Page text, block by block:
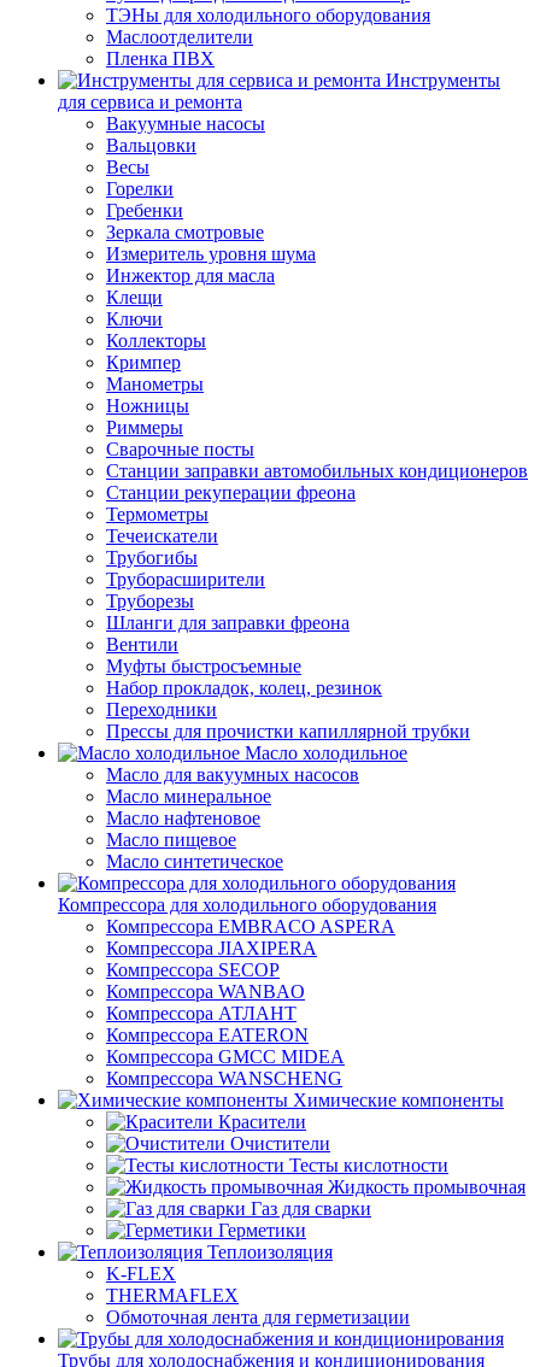
ТЭНы для холодильного оборудования
Маслоотделители
Пленка ПВХ
Инструменты
для сервиса и ремонта
Вакуумные насосы
Вальцовки
Весы
Горелки
Гребенки
Зеркала смотровые
Измеритель уровня шума
Инжектор для масла
Клещи
Ключи
Коллекторы
Кримпер
Манометры
Ножницы
Риммеры
Сварочные посты
Станции заправки автомобильных кондиционеров
Станции рекуперации фреона
Термометры
Течеискатели
Трубогибы
Труборасширители
Труборезы
Шланги для заправки фреона
Вентили
Муфты быстросъемные
Набор прокладок, колец, резинок
Переходники
Прессы для прочистки капиллярной трубки
Масло холодильное
Масло для вакуумных насосов
Масло минеральное
Масло нафтеновое
Масло пищевое
Масло синтетическое
Компрессора для холодильного оборудования
Компрессора EMBRACO ASPERA
Компрессора JIAXIPERA
Компрессора SECOP
Компрессора WANBAO
Компрессора АТЛАНТ
Компрессора EATERON
Компрессора GMCC MIDEA
Компрессора WANSCHENG
Химические компоненты
Красители
Очистители
Тесты кислотности
Жидкость промывочная
Газ для сварки
Герметики
Теплоизоляция
K-FLEX
THERMAFLEX
Обмоточная лента для герметизации
Трубы для холодоснабжения и кондиционирования